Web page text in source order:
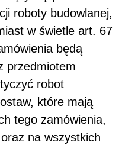
roboty budowlanej,
w świetle art. 67
będą
przedmiotem
robot
które mają
tego zamówienia,
na wszystkich